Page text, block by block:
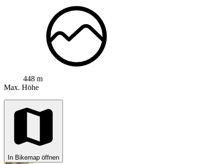
448 m
Max. Höhe
In Bikemap öffnen